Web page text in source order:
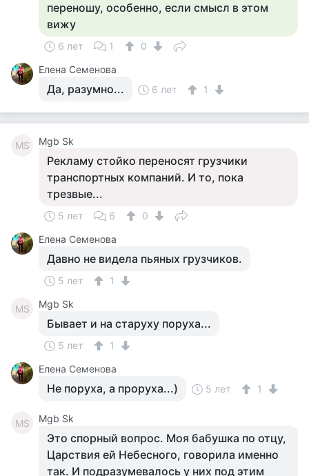
переношу, особенно, если смысл в этом
вижу
6 лет 1
0
Елена Семенова
Да, разумно... 6 лет 1
MS Mgb Sk
Рекламу стойко переносят грузчики
транспортных компаний. И то, пока
трезвые...
5 лет 6
0
Елена Семенова
Давно не видела пьяных грузчиков.
5 лет 1
MS Mgb Sk
Бывает и на старуху поруха...
5 лет
1
Елена Семенова
Не поруха, а проруха...) 5 лет 1
MS Mgb Sk
Это спорный вопрос. Моя бабушка по отцу,
Царствия ей Небесного, говорила именно
так. И подразумевалось у них под этим